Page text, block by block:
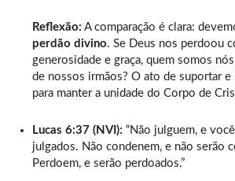
Reflexão: A comparação é clara:
perdão divino. Se Deus nos perdoou
generosidade e graça, quem somos
de nossos irmãos? O ato de suportar e
para manter a unidade do Corpo de
Lucas 6:37 (NVI): “Não julguem, e
julgados. Não condenem, e não serão
Perdoem, e serão perdoados.”